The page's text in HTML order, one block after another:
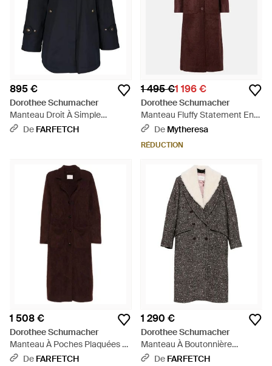
895 €
Dorothee Schumacher
Manteau Droit À Simple
Boutonnage - Noir
De FARFETCH
1 495 €1 196 €
Dorothee Schumacher
Manteau Fluffy Statement En
Laine Melangee - Violet
De Mytheresa
RÉDUCTION
1 508 €
Dorothee Schumacher
Manteau À Poches Plaquées -
Violet
De FARFETCH
1 290 €
Dorothee Schumacher
Manteau À Boutonnière
Croisée - Gris
De FARFETCH